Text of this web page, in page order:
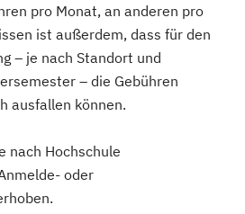
pro Monat, an anderen pro
ist außerdem, dass für den
– je nach Standort und
– die Gebühren
ausfallen können.
nach Hochschule
oder